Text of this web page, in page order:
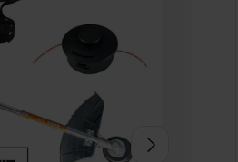
URMATORUL